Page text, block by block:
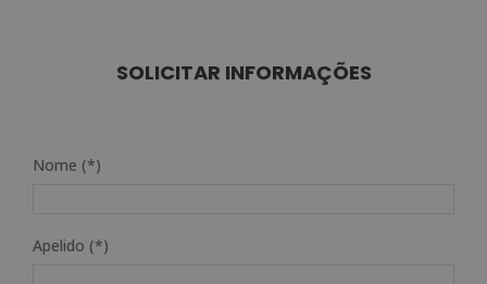
1.520,00€.380,00€.
SOLICITAR INFORMAÇÕES
Nome (*)
Apelido (*)